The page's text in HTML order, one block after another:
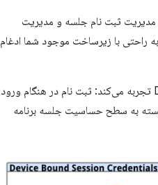
مدیریت ثبت نام جلسه و مدیریت
راحتی با زیرساخت موجود شما ادغام
مراحل پیاده‌سازی از جریان رایجی پیروی می‌کنند که یک کاربر وارد شده هنگام فعال بودن DBSC تجربه می‌کند: ثبت نام در هنگام ورود
به سطح حساسیت جلسه برنامه